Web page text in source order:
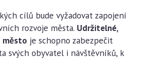
cílů bude vyžadovat zapojení
rozvoje města. Udržitelné,
město je schopno zabezpečit
svých obyvatel i návštěvníků, k